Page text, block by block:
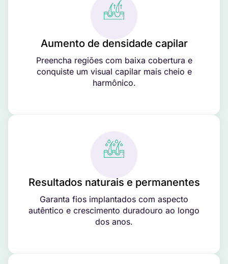
Aumento de densidade capilar
Preencha regiões com baixa cobertura e
conquiste um visual capilar mais cheio e
harmônico.
Resultados naturais e permanentes
Garanta fios implantados com aspecto
autêntico e crescimento duradouro ao longo
dos anos.